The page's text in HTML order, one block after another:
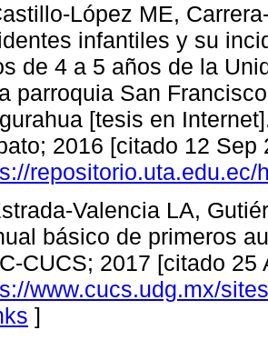
López ME,
infantiles y su
de 4 a 5 años de la
parroquia San
[tesis en
2016 [citado 12 Sep
repositorio.uta.edu.ec/
Valencia LA,
básico de primeros
CUCS; 2017 [citado
www.cucs.udg.mx/
]